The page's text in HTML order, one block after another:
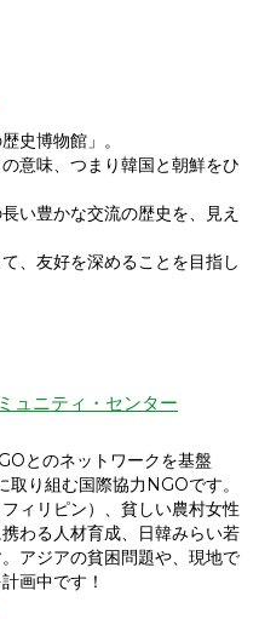
史博物館」。
意味、つまり韓国と朝鮮をひ
い豊かな交流の歴史を、見え
、友好を深めることを目指し
ュニティ・センター
とのネットワークを基盤
り組む国際協力NGOです。
ィリピン）、貧しい農村女性
わる人材育成、日韓みらい若
アジアの貧困問題や、現地で
画中です！